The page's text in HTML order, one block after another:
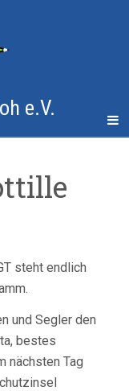
e.V.
steht endlich
und Segler den
bestes
nächsten Tag